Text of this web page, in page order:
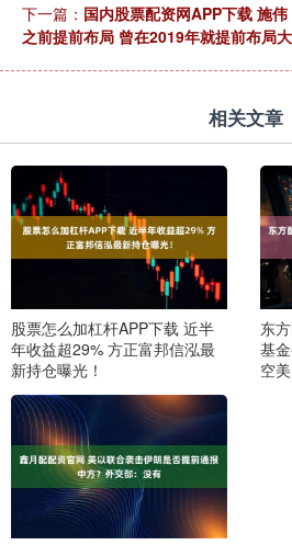
下一篇： 国内股票配资网APP下载 施
之前提前布局 曾在2019年就提前布局
相关文章
股票怎么加杠杆APP下载 近半
年收益超29% 方正富邦信泓最
新持仓曝光！
东
基
空